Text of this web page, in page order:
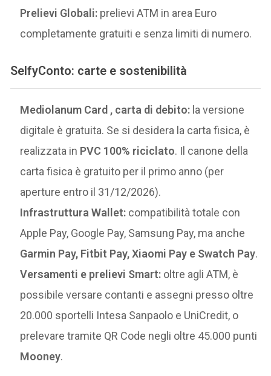
Prelievi Globali: prelievi ATM in area Euro
completamente gratuiti e senza limiti di numero.
SelfyConto: carte e sostenibilità
Mediolanum Card , carta di debito: la versione
digitale è gratuita. Se si desidera la carta fisica, è
realizzata in PVC 100% riciclato. Il canone della
carta fisica è gratuito per il primo anno (per
aperture entro il 31/12/2026).
Infrastruttura Wallet: compatibilità totale con
Apple Pay, Google Pay, Samsung Pay, ma anche
Garmin Pay, Fitbit Pay, Xiaomi Pay e Swatch Pay.
Versamenti e prelievi Smart: oltre agli ATM, è
possibile versare contanti e assegni presso oltre
20.000 sportelli Intesa Sanpaolo e UniCredit, o
prelevare tramite QR Code negli oltre 45.000 punti
Mooney.